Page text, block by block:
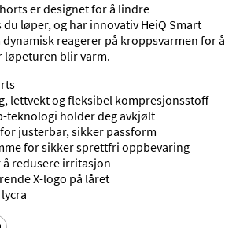
er designet for å lindre
løper, og har innovativ HeiQ Smart
reagerer på kroppsvarmen for å
løpeturen blir varm.
lettvekt og fleksibel kompresjonsstoff
teknologi holder deg avkjølt
justerbar, sikker passform
for sikker sprettfri oppbevaring
redusere irritasjon
X-logo på låret